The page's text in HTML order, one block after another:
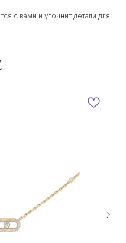
с вами и уточнит детали для